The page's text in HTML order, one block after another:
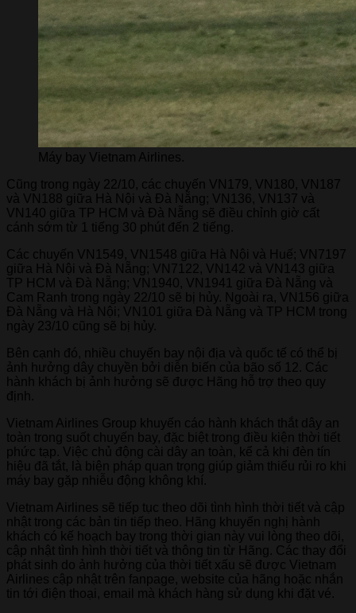
Máy bay Vietnam Airlines.
Cũng trong ngày 22/10, các chuyến VN179, VN180, VN187
và VN188 giữa Hà Nội và Đà Nẵng; VN136, VN137 và
VN140 giữa TP HCM và Đà Nẵng sẽ điều chỉnh giờ cất
cánh sớm từ 1 tiếng 30 phút đến 2 tiếng.
Các chuyến VN1549, VN1548 giữa Hà Nội và Huế; VN7197
giữa Hà Nội và Đà Nẵng; VN7122, VN142 và VN143 giữa
TP HCM và Đà Nẵng; VN1940, VN1941 giữa Đà Nẵng và
Cam Ranh trong ngày 22/10 sẽ bị hủy. Ngoài ra, VN156 giữa
Đà Nẵng và Hà Nội; VN101 giữa Đà Nẵng và TP HCM trong
ngày 23/10 cũng sẽ bị hủy.
Bên cạnh đó, nhiều chuyến bay nội địa và quốc tế có thể bị
ảnh hưởng dây chuyền bởi diễn biến của bão số 12. Các
hành khách bị ảnh hưởng sẽ được Hãng hỗ trợ theo quy
định.
Vietnam Airlines Group khuyến cáo hành khách thắt dây an
toàn trong suốt chuyến bay, đặc biệt trong điều kiện thời tiết
phức tạp. Việc chủ động cài dây an toàn, kể cả khi đèn tín
hiệu đã tắt, là biện pháp quan trọng giúp giảm thiểu rủi ro khi
máy bay gặp nhiễu động không khí.
Vietnam Airlines sẽ tiếp tục theo dõi tình hình thời tiết và cập
nhật trong các bản tin tiếp theo. Hãng khuyến nghị hành
khách có kế hoạch bay trong thời gian này vui lòng theo dõi,
cập nhật tình hình thời tiết và thông tin từ Hãng. Các thay đổi
phát sinh do ảnh hưởng của thời tiết xấu sẽ được Vietnam
Airlines cập nhật trên fanpage, website của hãng hoặc nhắn
tin tới điện thoại, email mà khách hàng sử dụng khi đặt vé.